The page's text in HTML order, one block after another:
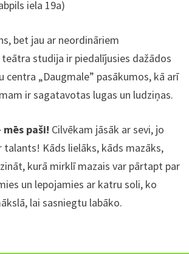
iela 19a)
bet jau ar neordināriem
studija ir piedalījusies dažādos
centra „Daugmale” pasākumos, kā arī
ir sagatavotas lugas un ludziņas.
mēs paši! Cilvēkam jāsāk ar sevi, jo
Kāds lielāks, kāds mazāks,
kurā mirklī mazais var pārtapt par
un lepojamies ar katru soli, ko
lai sasniegtu labāko.